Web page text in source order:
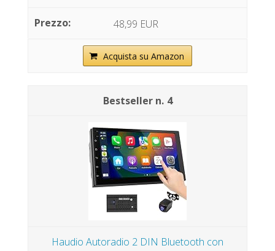
48,99 EUR
Acquista su Amazon
4
Haudio Autoradio 2 DIN Bluetooth con